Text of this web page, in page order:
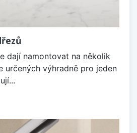
dají namontovat na několik
určených výhradně pro jeden